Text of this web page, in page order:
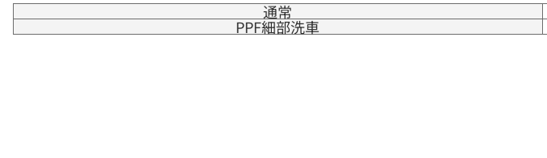
通常
PPF細部洗車